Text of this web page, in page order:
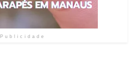
Publicidade